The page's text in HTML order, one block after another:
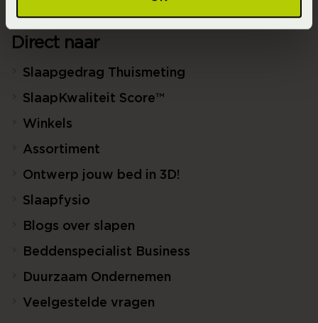
Direct naar
Slaapgedrag Thuismeting
SlaapKwaliteit Score™
Winkels
Assortiment
Ontwerp jouw bed in 3D!
Slaapfysio
Blogs over slapen
Beddenspecialist Business
Duurzaam Ondernemen
Veelgestelde vragen